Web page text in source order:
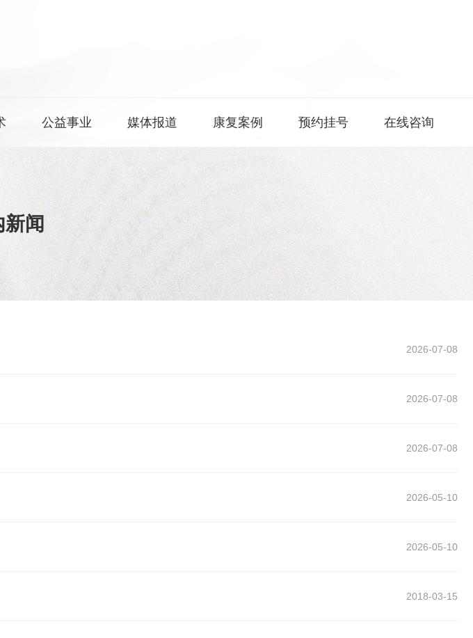
公益事业 媒体报道 康复案例 预约挂号 在线咨询
新闻
2026-07-08
2026-07-08
2026-07-08
2026-05-10
2026-05-10
2018-03-15